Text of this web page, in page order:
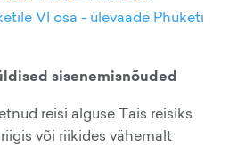
VI osa - ülevaade Phuketi
sisenemisnõuded
reisi alguse Tais reisiks
või riikides vähemalt